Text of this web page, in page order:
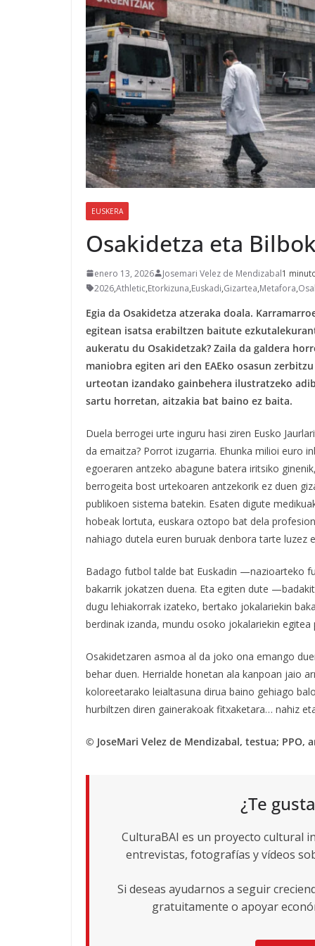
EUSKERA
Osakidetza eta
enero 13, 2026 Josemari Velez de Mendizabal1
2026,Athletic,Etorkizuna,Euskadi,Gizartea,Metafora,
Egia da Osakidetza atzeraka doala.
egitean isatsa erabiltzen baitute
aukeratu du Osakidetzak? Zaila da galdera
maniobra egiten ari den EAEko osasun
urteotan izandako gainbehera ilustratzeko
sartu horretan, aitzakia bat baino ez baita.
Duela berrogei urte inguru hasi ziren Eusko
da emaitza? Porrot izugarria. Ehunka milioi euro
egoeraren antzeko abagune batera iritsiko
berrogeita bost urtekoaren antzekorik ez duen
publikoen sistema batekin. Esaten digute
hobeak lortuta, euskara oztopo bat dela
nahiago dutela euren buruak denbora tarte
Badago futbol talde bat Euskadin —nazioarteko
bakarrik jokatzen duena. Eta egiten dute
dugu lehiakorrak izateko, bertako jokalariekin
berdinak izanda, mundu osoko jokalariekin egitea
Osakidetzaren asmoa al da joko ona emango
behar duen. Herrialde honetan ala kanpoan jaio
koloreetarako leialtasuna dirua baino gehiago
hurbiltzen diren gainerakoak fitxaketara… nahiz
© JoseMari Velez de Mendizabal, testua; PPO,
¿Te
CulturaBAI es un proyecto cultural
entrevistas, fotografías y vídeos
Si deseas ayudarnos a seguir
gratuitamente o apoyar